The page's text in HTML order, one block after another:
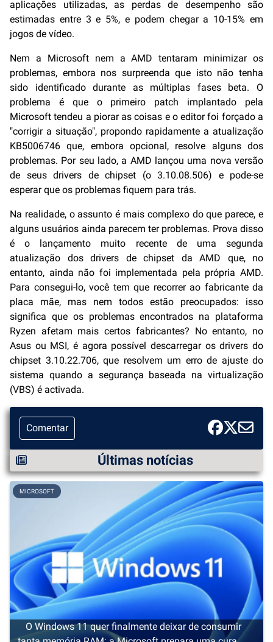
aplicações utilizadas, as perdas de desempenho são
estimadas entre 3 e 5%, e podem chegar a 10-15% em
jogos de vídeo.
Nem a Microsoft nem a AMD tentaram minimizar os
problemas, embora nos surpreenda que isto não tenha
sido identificado durante as múltiplas fases beta. O
problema é que o primeiro patch implantado pela
Microsoft tendeu a piorar as coisas e o editor foi forçado a
"corrigir a situação", propondo rapidamente a atualização
KB5006746 que, embora opcional, resolve alguns dos
problemas. Por seu lado, a AMD lançou uma nova versão
de seus drivers de chipset (o 3.10.08.506) e pode-se
esperar que os problemas fiquem para trás.
Na realidade, o assunto é mais complexo do que parece, e
alguns usuários ainda parecem ter problemas. Prova disso
é o lançamento muito recente de uma segunda
atualização dos drivers de chipset da AMD que, no
entanto, ainda não foi implementada pela própria AMD.
Para consegui-lo, você tem que recorrer ao fabricante da
placa mãe, mas nem todos estão preocupados: isso
significa que os problemas encontrados na plataforma
Ryzen afetam mais certos fabricantes? No entanto, no
Asus ou MSI, é agora possível descarregar os drivers do
chipset 3.10.22.706, que resolvem um erro de ajuste do
sistema quando a segurança baseada na virtualização
(VBS) é activada.
Comentar
Últimas notícias
O Windows 11 quer finalmente deixar de consumir
MICROSOFT